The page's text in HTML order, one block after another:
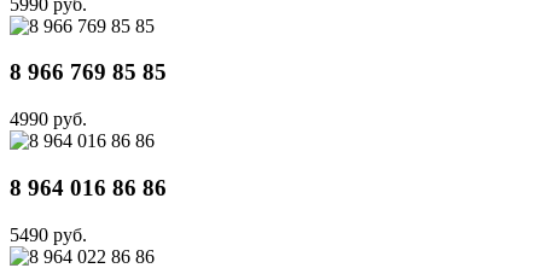
8 966 769 85 85
4990 руб.
8 964 016 86 86
5490 руб.